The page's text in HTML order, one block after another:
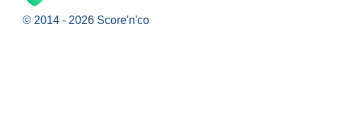
© 2014 - 2026 Score'n'co